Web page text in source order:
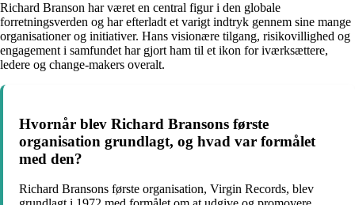
Richard Branson har været en central figur i den globale
forretningsverden og har efterladt et varigt indtryk gennem sine mange
organisationer og initiativer. Hans visionære tilgang, risikovillighed og
engagement i samfundet har gjort ham til et ikon for iværksættere,
ledere og change-makers overalt.
Hvornår blev Richard Bransons første
organisation grundlagt, og hvad var formålet
med den?
Richard Bransons første organisation, Virgin Records, blev